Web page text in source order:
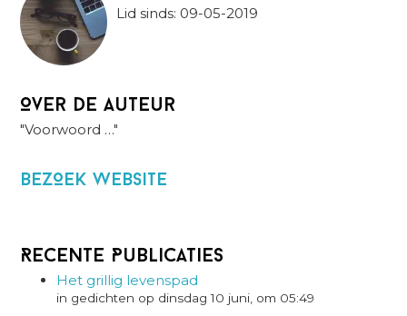
Lid sinds: 09-05-2019
Over de auteur
"Voorwoord …"
BezOek website
Recente Publicaties
Het grillig levenspad
in gedichten op dinsdag 10 juni, om 05:49